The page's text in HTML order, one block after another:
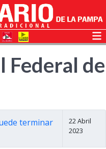
Federal de
terminar
22 Abril
2023